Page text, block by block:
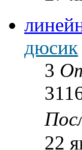
дюсик
3
22